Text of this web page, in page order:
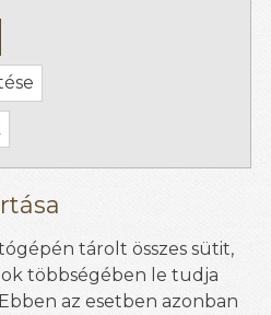
tárolt összes sütit,
többségében le tudja
az esetben azonban